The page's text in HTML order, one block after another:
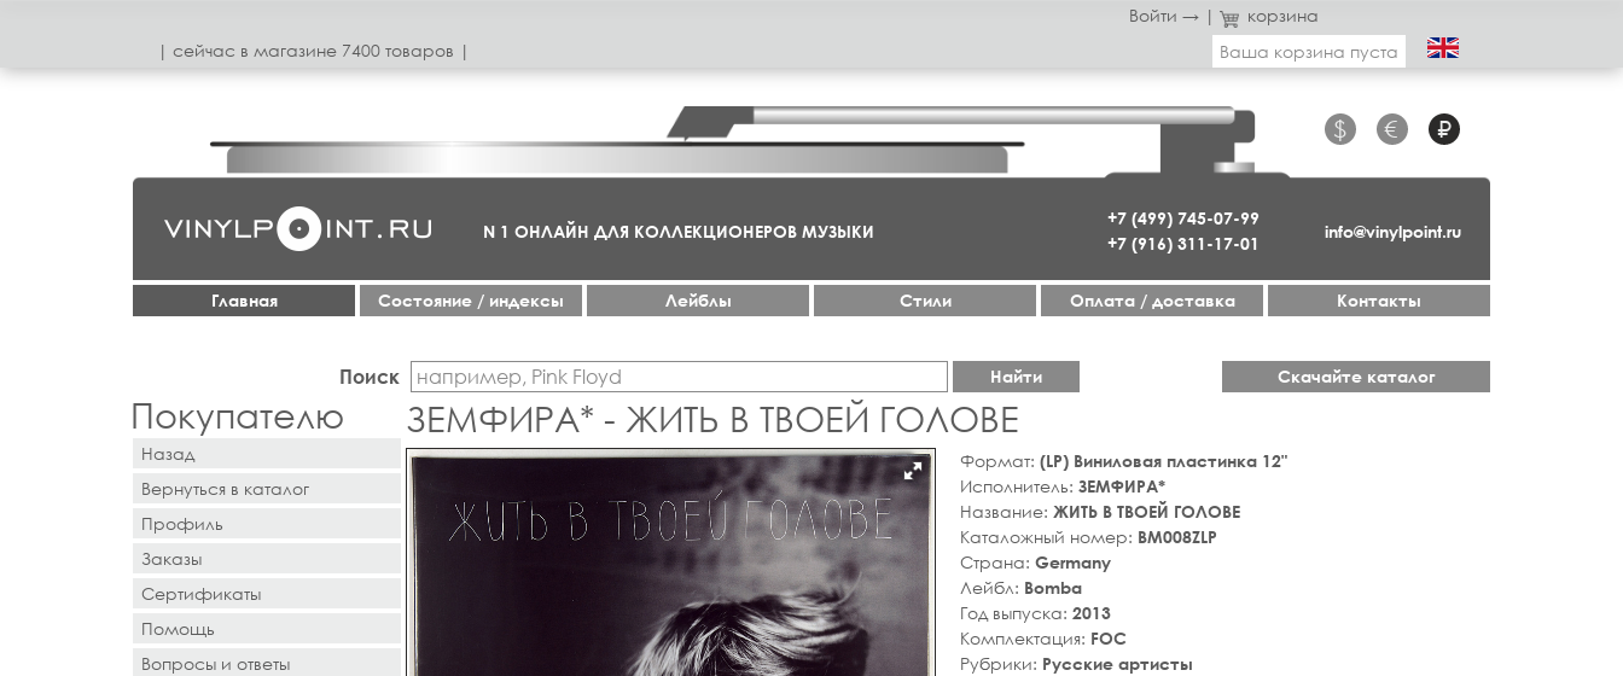
Войти → |
корзина
| сeйчас в магазинe 7400 товаров |
Ваша корзина пуста
+7 (499) 745-07-99
+7 (916) 311-17-01
$ € ₽
info@vinylpoint.ru
N 1 ОНЛАЙН ДЛЯ КОЛЛЕКЦИОНЕРОВ МУЗЫКИ
Главная Cостояние / индексы Лейблы Стили Оплата / доставка Контакты
Поиск Найти Скачайте каталог
Покупателю
Назад
Вернуться в каталог
Профиль
Заказы
Сертификаты
Помощь
Вопросы и ответы
ЗЕМФИРА* - ЖИТЬ В ТВОЕЙ ГОЛОВЕ
Формат: (LP) Виниловая пластинка 12"
Исполнитель: ЗЕМФИРА*
Название: ЖИТЬ В ТВОЕЙ ГОЛОВЕ
Каталожный номер: BM008ZLP
Страна: Germany
Лейбл: Bomba
Год выпуска: 2013
Комплектация: FOC
Рубрики: Русские артисты